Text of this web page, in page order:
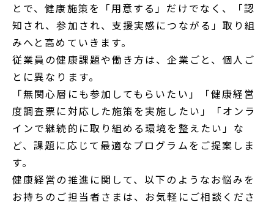
とで、健康施策を「用意する」だけでなく、「認
知され、参加され、支援実感につながる」取り組
みへと高めていきます。
従業員の健康課題や働き方は、企業ごと、個人ご
とに異なります。
「無関心層にも参加してもらいたい」「健康経営
度調査票に対応した施策を実施したい」「オンラ
インで継続的に取り組める環境を整えたい」な
ど、課題に応じて最適なプログラムをご提案しま
す。
健康経営の推進に関して、以下のようなお悩みを
お持ちのご担当者さまは、お気軽にご相談くださ